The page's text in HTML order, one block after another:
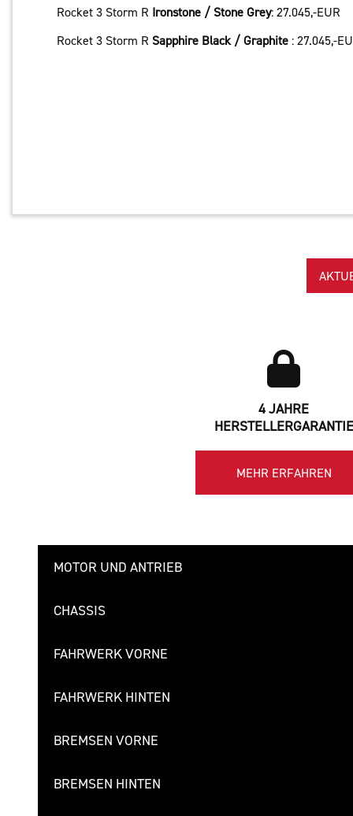
Rocket 3 Storm R Ironstone / Stone Grey: 27.045,-EUR
Rocket 3 Storm R Sapphire Black / Graphite : 27.045,-
4 JAHRE
HERSTELLERGARANTIE
MEHR ERFAHREN
MOTOR UND ANTRIEB
CHASSIS
FAHRWERK VORNE
FAHRWERK HINTEN
BREMSEN VORNE
BREMSEN HINTEN